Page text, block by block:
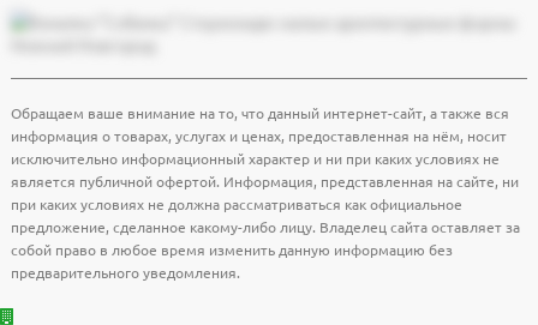
Обращаем ваше внимание на то, что данный интернет-сайт, а также вся
информация о товарах, услугах и ценах, предоставленная на нём, носит
исключительно информационный характер и ни при каких условиях не
является публичной офертой. Информация, представленная на сайте, ни
при каких условиях не должна рассматриваться как официальное
предложение, сделанное какому-либо лицу. Владелец сайта оставляет за
собой право в любое время изменить данную информацию без
предварительного уведомления.